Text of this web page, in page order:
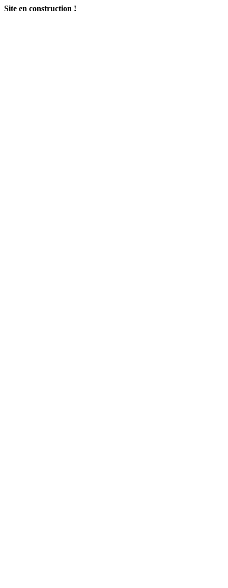
Site en construction !